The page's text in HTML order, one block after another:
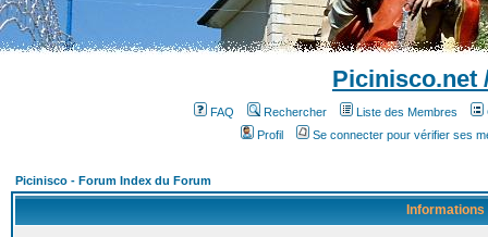
Picinisco.net
FAQ Rechercher Liste des Membres
Profil
Se connecter pour vérifier ses
Picinisco - Forum Index du Forum
Informations